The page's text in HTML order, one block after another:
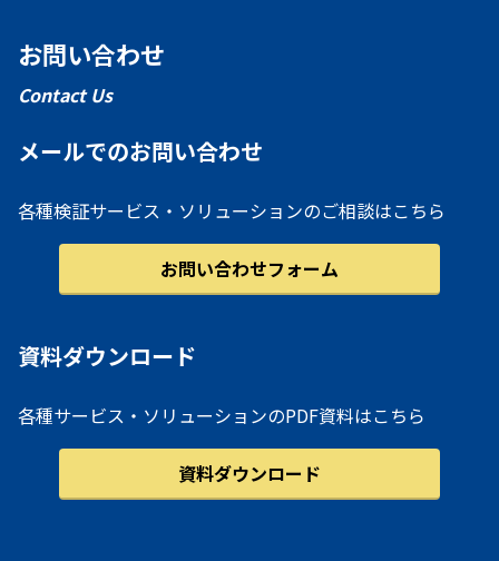
お問い合わせ
Contact Us
メールでのお問い合わせ
各種検証サービス・ソリューションのご相談はこちら
お問い合わせフォーム
資料ダウンロード
各種サービス・ソリューションのPDF資料はこちら
資料ダウンロード